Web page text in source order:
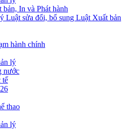
In và Phát hành
Luật sửa đổi, bổ sung Luật Xuất bản
hành chính
lý
nước
tế
thao
lý